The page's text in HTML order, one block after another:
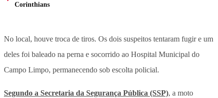
Corinthians
No local, houve troca de tiros. Os dois suspeitos tentaram fugir e um
deles foi baleado na perna e socorrido ao Hospital Municipal do
Campo Limpo, permanecendo sob escolta policial.
Segundo a Secretaria da Segurança Pública (SSP), a moto